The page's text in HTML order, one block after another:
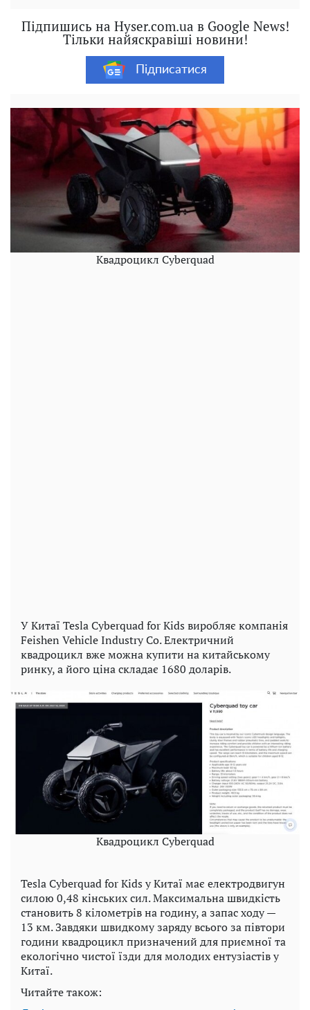
Підпишись на Hyser.com.ua в Google News!
Тільки найяскравіші новини!
Підписатися
Квадроцикл Cyberquad
У Китаї Tesla Cyberquad for Kids виробляє компанія
Feishen Vehicle Industry Co. Електричний
квадроцикл вже можна купити на китайському
ринку, а його ціна складає 1680 доларів.
Квадроцикл Cyberquad
Tesla Cyberquad for Kids у Китаї має електродвигун
силою 0,48 кінських сил. Максимальна швидкість
становить 8 кілометрів на годину, а запас ходу —
13 км. Завдяки швидкому заряду всього за півтори
години квадроцикл призначений для приємної та
екологічно чистої їзди для молодих ентузіастів у
Китаї.
Читайте також: